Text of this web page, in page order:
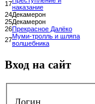
17наказание
24Декамерон
25Декамерон
26Прекрасное Далёко
27Муми-тролль и шляпа
волшебника
Вход на сайт